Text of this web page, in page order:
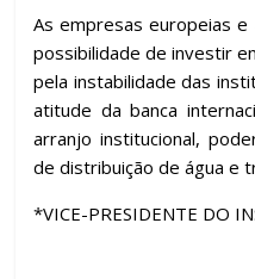
As empresas europeias e
possibilidade de investir
pela instabilidade das
atitude da banca
arranjo institucional,
de distribuição de água e
*VICE-PRESIDENTE DO